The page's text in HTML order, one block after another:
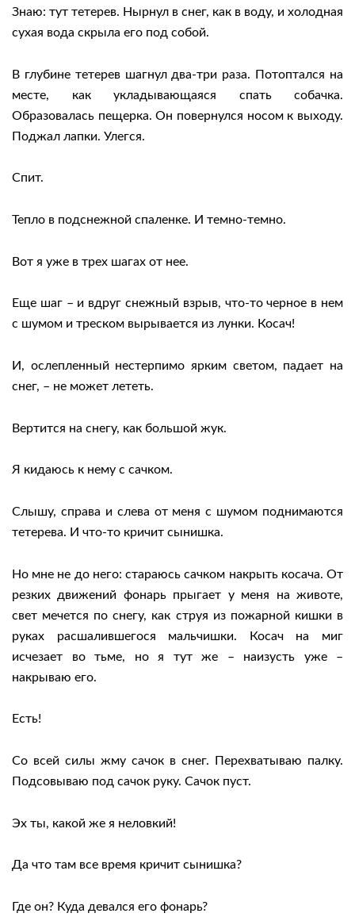
Знаю: тут тетерев. Нырнул в снег, как в воду, и холодная
сухая вода скрыла его под собой.
В глубине тетерев шагнул два-три раза. Потоптался на
месте, как укладывающаяся спать собачка.
Образовалась пещерка. Он повернулся носом к выходу.
Поджал лапки. Улегся.
Спит.
Тепло в подснежной спаленке. И темно-темно.
Вот я уже в трех шагах от нее.
Еще шаг – и вдруг снежный взрыв, что-то черное в нем
с шумом и треском вырывается из лунки. Косач!
И, ослепленный нестерпимо ярким светом, падает на
снег, – не может лететь.
Вертится на снегу, как большой жук.
Я кидаюсь к нему с сачком.
Слышу, справа и слева от меня с шумом поднимаются
тетерева. И что-то кричит сынишка.
Но мне не до него: стараюсь сачком накрыть косача. От
резких движений фонарь прыгает у меня на животе,
свет мечется по снегу, как струя из пожарной кишки в
руках расшалившегося мальчишки. Косач на миг
исчезает во тьме, но я тут же – наизусть уже –
накрываю его.
Есть!
Со всей силы жму сачок в снег. Перехватываю палку.
Подсовываю под сачок руку. Сачок пуст.
Эх ты, какой же я неловкий!
Да что там все время кричит сынишка?
Где он? Куда девался его фонарь?